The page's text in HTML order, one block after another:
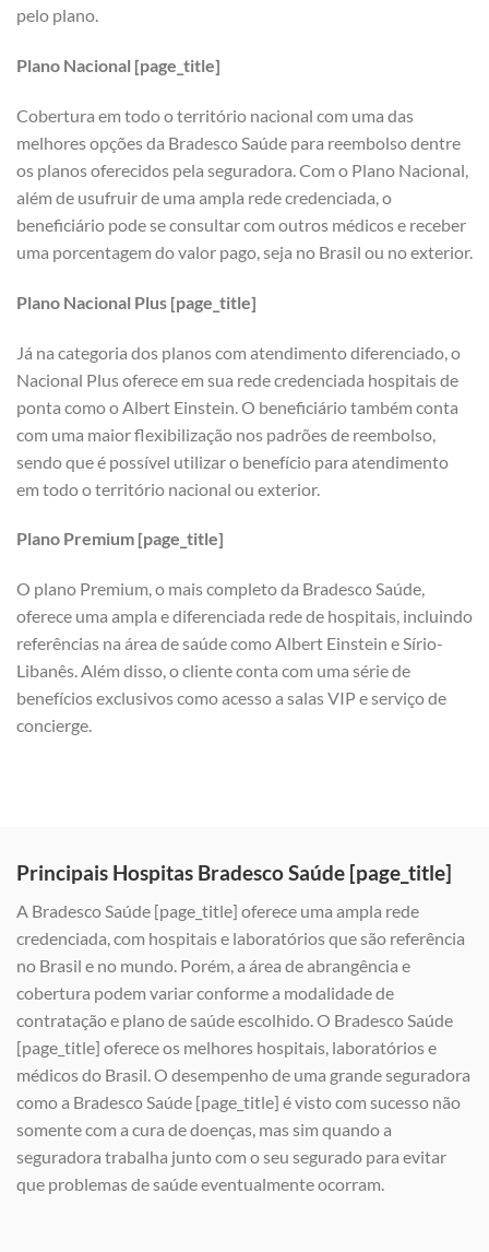
pelo plano.
Plano Nacional [page_title]
Cobertura em todo o território nacional com uma das
melhores opções da Bradesco Saúde para reembolso dentre
os planos oferecidos pela seguradora. Com o Plano Nacional,
além de usufruir de uma ampla rede credenciada, o
beneficiário pode se consultar com outros médicos e receber
uma porcentagem do valor pago, seja no Brasil ou no exterior.
Plano Nacional Plus [page_title]
Já na categoria dos planos com atendimento diferenciado, o
Nacional Plus oferece em sua rede credenciada hospitais de
ponta como o Albert Einstein. O beneficiário também conta
com uma maior flexibilização nos padrões de reembolso,
sendo que é possível utilizar o benefício para atendimento
em todo o território nacional ou exterior.
Plano Premium [page_title]
O plano Premium, o mais completo da Bradesco Saúde,
oferece uma ampla e diferenciada rede de hospitais, incluindo
referências na área de saúde como Albert Einstein e Sírio-
Libanês. Além disso, o cliente conta com uma série de
benefícios exclusivos como acesso a salas VIP e serviço de
concierge.
Principais Hospitas Bradesco Saúde [page_title]
A Bradesco Saúde [page_title] oferece uma ampla rede
credenciada, com hospitais e laboratórios que são referência
no Brasil e no mundo. Porém, a área de abrangência e
cobertura podem variar conforme a modalidade de
contratação e plano de saúde escolhido. O Bradesco Saúde
[page_title] oferece os melhores hospitais, laboratórios e
médicos do Brasil. O desempenho de uma grande seguradora
como a Bradesco Saúde [page_title] é visto com sucesso não
somente com a cura de doenças, mas sim quando a
seguradora trabalha junto com o seu segurado para evitar
que problemas de saúde eventualmente ocorram.